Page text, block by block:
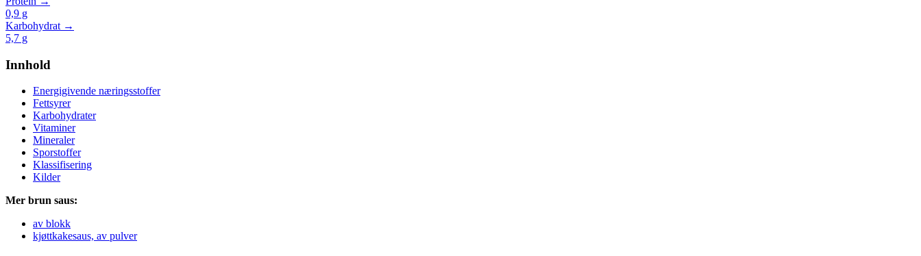
0,9 g
Karbohydrat →
5,7 g
Innhold
Energigivende næringsstoffer
Fettsyrer
Karbohydrater
Vitaminer
Mineraler
Sporstoffer
Klassifisering
Kilder
Mer brun saus:
av blokk
kjøttkakesaus, av pulver